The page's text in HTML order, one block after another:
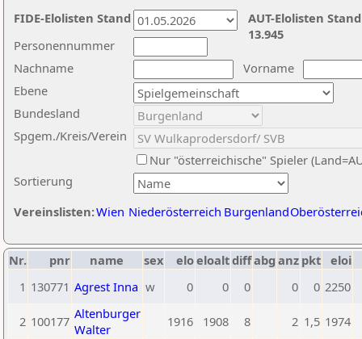
Nachname
Vorname
Ebene
Sortierung
Personennummer
Bundesland
Spgem./Kreis/Verein
Nur "österreichische" Spieler
Vereinslisten:Wien Niederösterreich Burgenland
AUT-Elolisten
13.945
FIDE-Elolisten Stand
Nr. pnr name sex eloeloaltdiffabg anz pkt eloi
1 130771 Agrest Inna w 0 0 0 0 0 2250
2 100177 Altenburger
Walter
1916 1908 8 2 1,5 1974